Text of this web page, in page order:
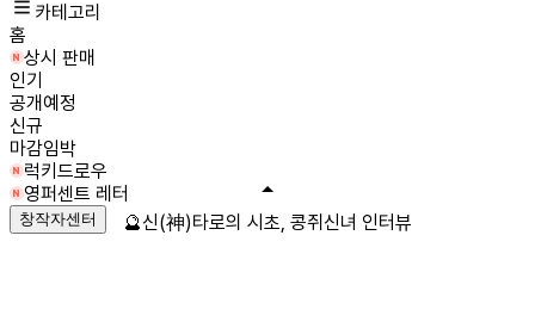
카테고리
홈
상시 판매
인기
공개예정
신규
마감임박
럭키드로우
영퍼센트 레터
창작자센터 🔮신(神)타로의 시초, 콩쥐신녀 인터뷰